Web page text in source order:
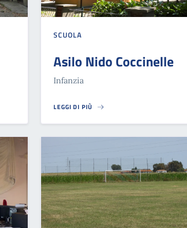
SCUOLA
Asilo Nido Coccinelle
Infanzia
LEGGI DI PIÙ
ASILO NIDO COCCINELLE